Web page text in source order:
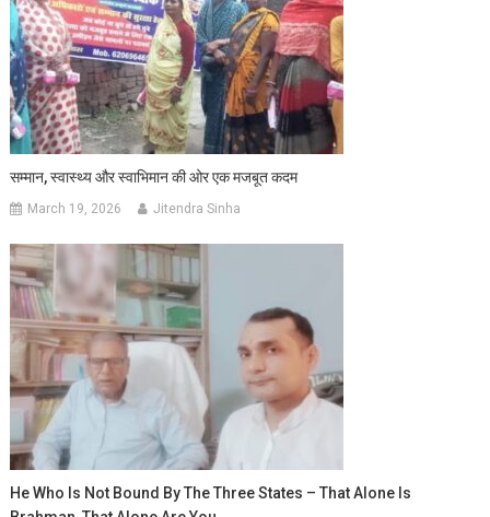
सम्मान, स्वास्थ्य और स्वाभिमान की ओर एक मजबूत कदम
March 19, 2026 Jitendra Sinha
He Who Is Not Bound By The Three States – That Alone Is